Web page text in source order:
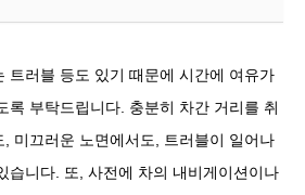
트러블 등도 있기 때문에 시간에 여유가
록 부탁드립니다. 충분히 차간 거리를 취
미끄러운 노면에서도, 트러블이 일어나
습니다. 또, 사전에 차의 내비게이션이나